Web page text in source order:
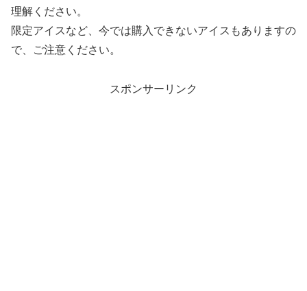
理解ください。
限定アイスなど、今では購入できないアイスもありますの
で、ご注意ください。
スポンサーリンク